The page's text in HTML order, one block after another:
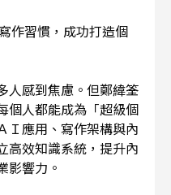
作習慣，成功打造個
人感到焦慮。但鄭緯筌
個人都能成為「超級個
Ｉ應用、寫作架構與內
高效知識系統，提升內
影響力。